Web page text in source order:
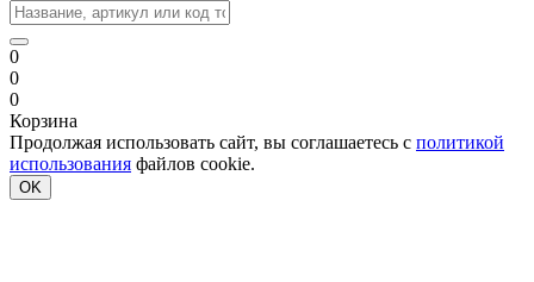
0
0
0
Корзина
Продолжая использовать сайт, вы соглашаетесь с политикой
использования файлов cookie.
OK